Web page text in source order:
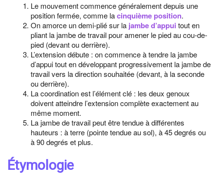
Le mouvement commence généralement depuis une
position fermée, comme lacinquième position.
On amorce un demi-plié sur la jambe d’appui tout en
pliant la jambe de travail pour amener le pied au cou-de-
pied (devant ou derrière).
L’extension débute : on commence à tendre la jambe
d’appui tout en développant progressivement la jambe de
travail vers la direction souhaitée (devant, à la seconde
ou derrière).
La coordination est l’élément clé : les deux genoux
doivent atteindre l’extension complète exactement au
même moment.
La jambe de travail peut être tendue à différentes
hauteurs : à terre (pointe tendue au sol), à 45 degrés ou
à 90 degrés et plus.
Étymologie